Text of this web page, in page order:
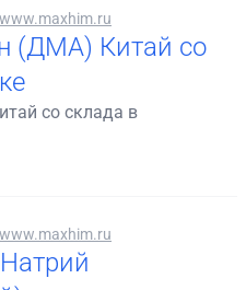
www.maxhim.ru
(ДМА) Китай со
со склада в
www.maxhim.ru